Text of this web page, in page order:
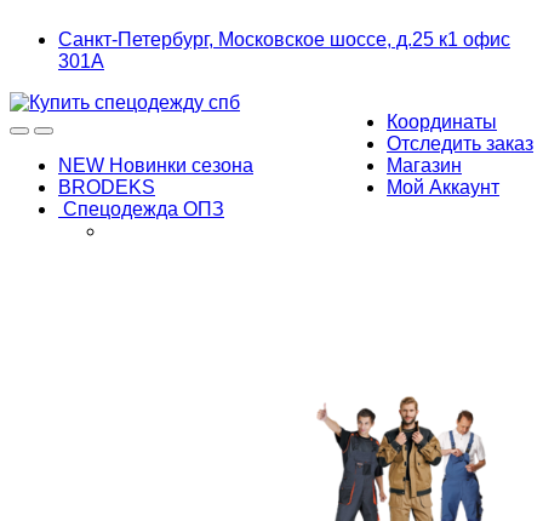
navigation
content
Санкт-Петербург, Московское шоссе, д.25 к1 офис
301А
Координаты
Отследить заказ
Магазин
Мой Аккаунт
NEW Новинки сезона
BRODEKS
Спецодежда ОПЗ